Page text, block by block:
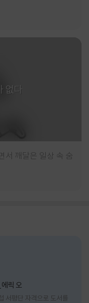
없다
서 깨달은 일상 속 숨
릭 오
서평단 자격으로 도서를